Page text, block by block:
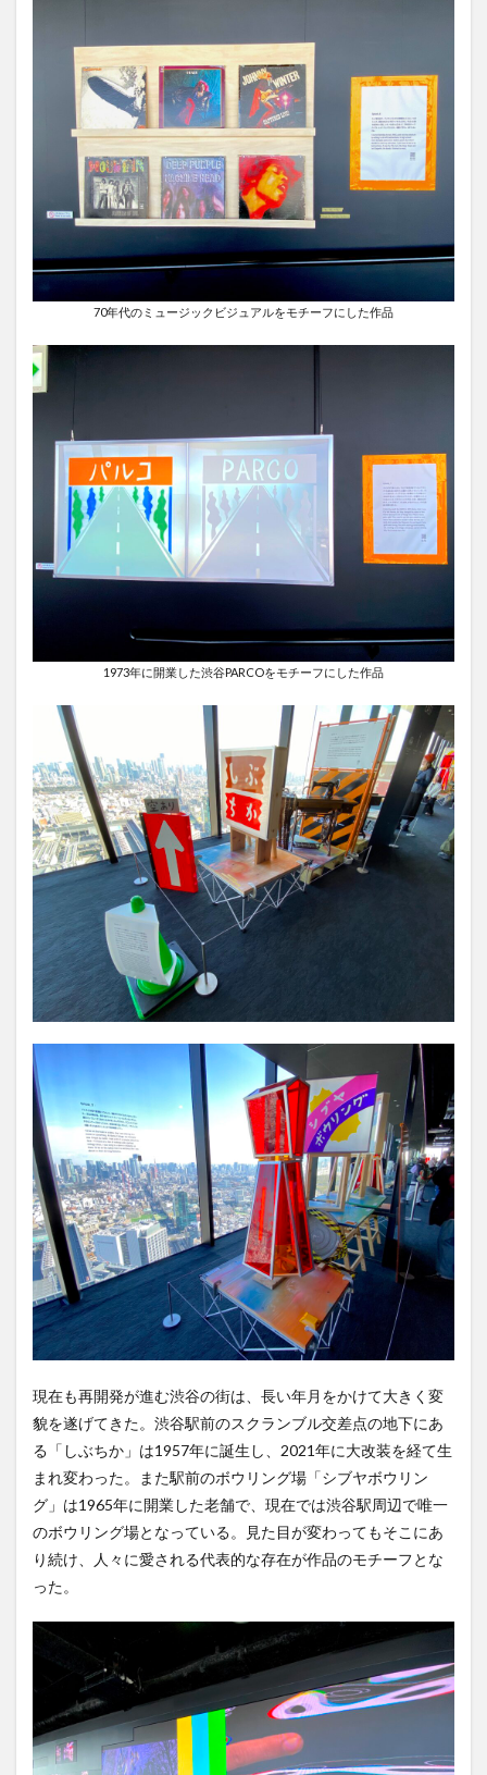
70年代のミュージックビジュアルをモチーフにした作品
1973年に開業した渋谷PARCOをモチーフにした作品
現在も再開発が進む渋谷の街は、長い年月をかけて大きく変
貌を遂げてきた。渋谷駅前のスクランブル交差点の地下にあ
る「しぶちか」は1957年に誕生し、2021年に大改装を経て生
まれ変わった。また駅前のボウリング場「シブヤボウリン
グ」は1965年に開業した老舗で、現在では渋谷駅周辺で唯一
のボウリング場となっている。見た目が変わってもそこにあ
り続け、人々に愛される代表的な存在が作品のモチーフとな
った。